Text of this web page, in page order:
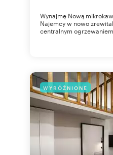
Wynajmę Nową
Najemcy w nowo
centralnym
WYRÓŻNIONE